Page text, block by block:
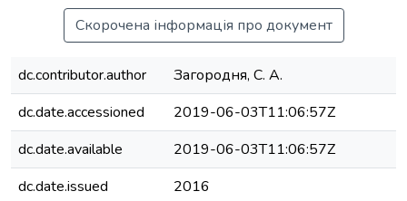
Скорочена інформація про документ
dc.contributor.author
Загородня, С. А.
dc.date.accessioned
2019-06-03T11:06:57Z
dc.date.available
2019-06-03T11:06:57Z
dc.date.issued
2016